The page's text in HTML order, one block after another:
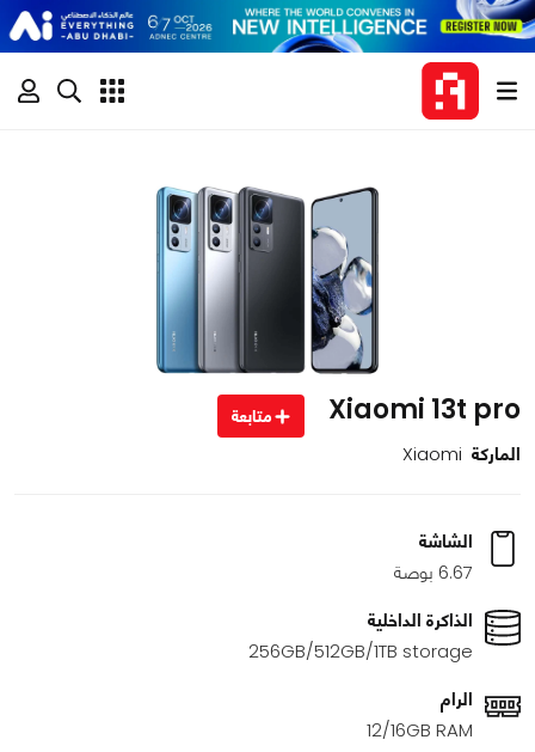
Xiaomi 13t pro متابعة
الماركة Xiaomi
الشاشة
6.67 بوصة
الذاكرة الداخلية
256GB/512GB/1TB storage
الرام
12/16GB RAM